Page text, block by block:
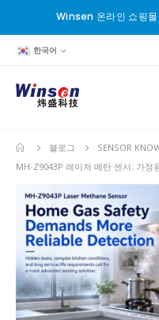
Winsen 온라인 쇼핑몰
한국어
블로그
SENSOR
MH-Z9043P 레이저 메탄 센서: 가정